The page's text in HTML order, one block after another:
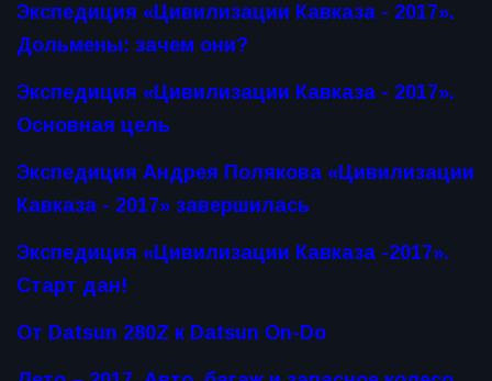
Экспедиция «Цивилизации Кавказа - 2017».
Дольмены: зачем они?
Экспедиция «Цивилизации Кавказа - 2017».
Основная цель
Экспедиция Андрея Полякова «Цивилизации
Кавказа - 2017» завершилась
Экспедиция «Цивилизации Кавказа -2017».
Старт дан!
От Datsun 280Z к Datsun On-Do